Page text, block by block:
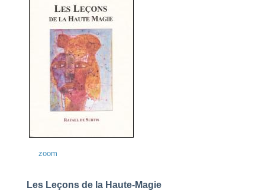
zoom
Les Leçons de la Haute-Magie